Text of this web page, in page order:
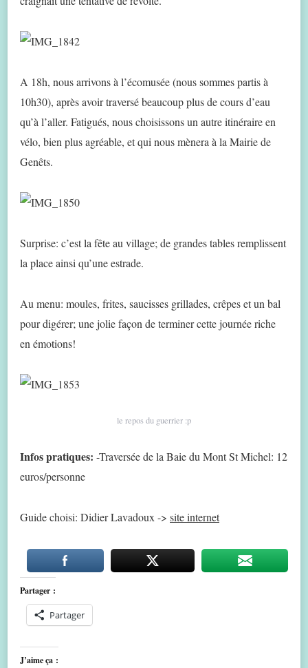
A 18h, nous arrivons à l’écomusée (nous sommes partis à
10h30), après avoir traversé beaucoup plus de cours d’eau
qu’à l’aller. Fatigués, nous choisissons un autre itinéraire en
vélo, bien plus agréable, et qui nous mènera à la Mairie de
Genêts.
Surprise: c’est la fête au village; de grandes tables remplissent
la place ainsi qu’une estrade.
Au menu: moules, frites, saucisses grillades, crêpes et un bal
pour digérer; une jolie façon de terminer cette journée riche
en émotions!
le repos du guerrier :p
Infos pratiques: -Traversée de la Baie du Mont St Michel: 12
euros/personne
Guide choisi: Didier Lavadoux -> site internet
Partager :
Partager
J’aime ça :